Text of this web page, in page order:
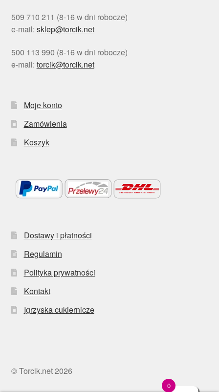
509 710 211 (8-16 w dni robocze)
e-mail: sklep@torcik.net
500 113 990 (8-16 w dni robocze)
e-mail: torcik@torcik.net
Moje konto
Zamówienia
Koszyk
Dostawy i płatności
Regulamin
Polityka prywatności
Kontakt
Igrzyska cukiernicze
© Torcik.net 2026
0